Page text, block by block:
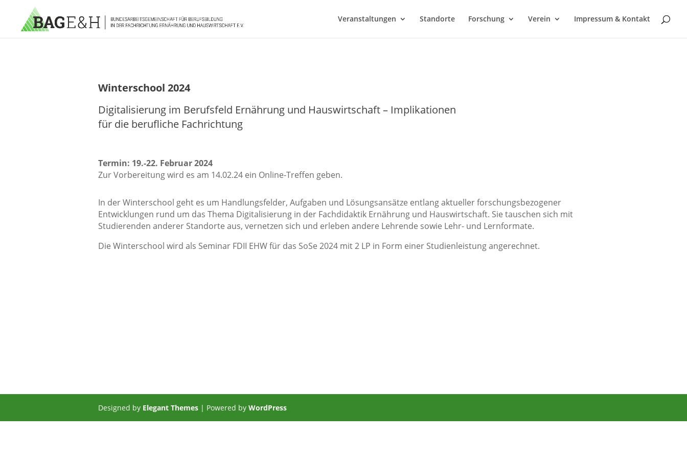
Veranstaltungen Standorte Forschung Verein Impressum & Kontakt
Winterschool 2024
Digitalisierung im Berufsfeld Ernährung und Hauswirtschaft – Implikationen
für die berufliche Fachrichtung
Termin: 19.-22. Februar 2024
Zur Vorbereitung wird es am 14.02.24 ein Online-Treffen geben.
In der Winterschool geht es um Handlungsfelder, Aufgaben und Lösungsansätze entlang aktueller forschungsbezogener
Entwicklungen rund um das Thema Digitalisierung in der Fachdidaktik Ernährung und Hauswirtschaft. Sie tauschen sich mit
Studierenden anderer Standorte aus, vernetzen sich und erleben andere Lehrende sowie Lehr- und Lernformate.
Die Winterschool wird als Seminar FDII EHW für das SoSe 2024 mit 2 LP in Form einer Studienleistung angerechnet.
Designed by Elegant Themes | Powered by WordPress